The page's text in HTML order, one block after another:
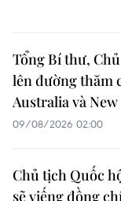
Tổng Bí thư,
lên đường thăm
Australia và
09/08/2026 02:00
Chủ tịch Quốc
sẽ viếng đồng